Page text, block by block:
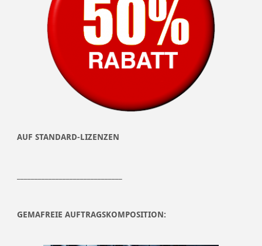
AUF STANDARD-LIZENZEN
GEMAFREIE AUFTRAGSKOMPOSITION: